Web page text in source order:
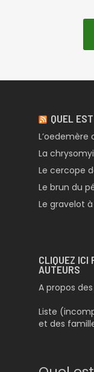
QUEL
L’oedemère
La
Le cercope
Le brun du
Le gravelot
CLIQUEZ ICI
AUTEURS
A propos
Liste
et des